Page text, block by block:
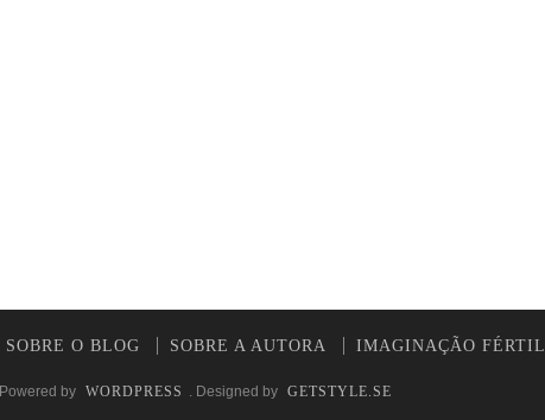
SOBRE O BLOG SOBRE A AUTORA IMAGINAÇÃO FÉRTIL
Powered by WORDPRESS . Designed by GETSTYLE.SE